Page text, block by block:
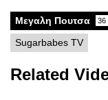
Μεγαλη Πουτσα 36
Sugarbabes TV
Related